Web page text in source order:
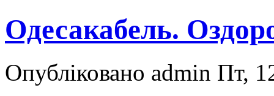
Одесакабель.
Опубліковано admin Пт,